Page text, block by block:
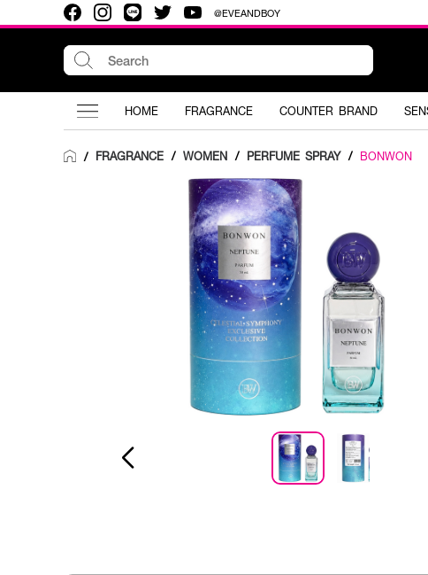
@EVEANDBOY
HOME FRAGRANCE COUNTER BRAND
/ FRAGRANCE / WOMEN / PERFUME SPRAY / BONWON